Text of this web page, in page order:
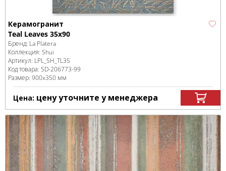
Керамогранит
Teal Leaves 35x90
Бренд: La Platera
Коллекция: Shui
Артикул: LPL_SH_TL35
Код товара: SD-206773-99
Размер: 900x350 мм
Цена: цену уточните у менеджера